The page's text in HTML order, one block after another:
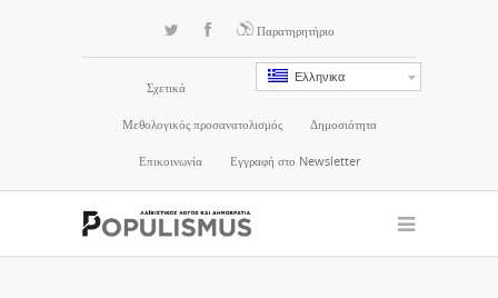
Παρατηρητήριο
Ελληνικα
Σχετικά
Μεθολογικός προσανατολισμός Δημοσιότητα
Επικοινωνία Εγγραφή στο Newsletter